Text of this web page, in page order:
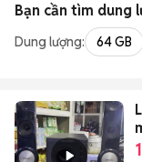
Bạn cần tìm dung
Dung lượng: 64 GB